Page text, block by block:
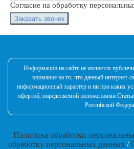
Согласие на обработку
Заказать звонок
Информация на сайте не является
внимание на то, что данный интернет-
информационный характер и ни при каких
офертой, определяемой положениями
Российской
Политика обработки
обработку персональных данных/